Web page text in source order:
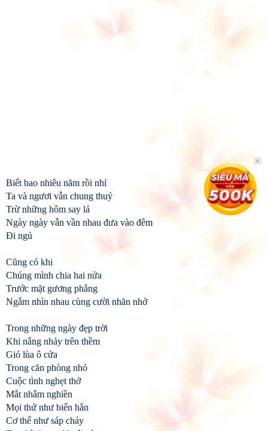
Biết bao nhiêu năm rồi nhỉ
Ta và ngươi vẫn chung thuỷ
Trừ những hôm say lả
Ngày ngày vẫn vần nhau đưa vào đêm
Đi ngủ
Cũng có khi
Chúng mình chia hai nửa
Trước mặt gương phẳng
Ngắm nhìn nhau cùng cười nhăn nhở
Trong những ngày đẹp trời
Khi nắng nhảy trên thềm
Gió lùa ô cửa
Trong căn phòng nhỏ
Cuộc tình nghẹt thở
Mắt nhắm nghiền
Mọi thứ như biến hẳn
Cơ thể như sáp chảy